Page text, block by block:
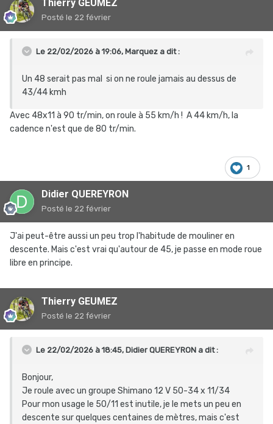
Thierry GEUMEZ
Posté le 22 février
Le 22/02/2026 à 19:06, Marquez a dit :
Un 48 serait pas mal si on ne roule jamais au dessus de
43/44 kmh
Avec 48x11 à 90 tr/min, on roule à 55 km/h ! A 44 km/h, la
cadence n'est que de 80 tr/min.
1
Didier QUEREYRON
Posté le 22 février
J'ai peut-être aussi un peu trop l'habitude de mouliner en
descente. Mais c'est vrai qu'autour de 45, je passe en mode roue
libre en principe.
Thierry GEUMEZ
Posté le 22 février
Le 22/02/2026 à 18:45, Didier QUEREYRON a dit :
Bonjour,
Je roule avec un groupe Shimano 12 V 50-34 x 11/34
Pour mon usage le 50/11 est inutile, je le mets un peu en
descente sur quelques centaines de mètres, mais c'est